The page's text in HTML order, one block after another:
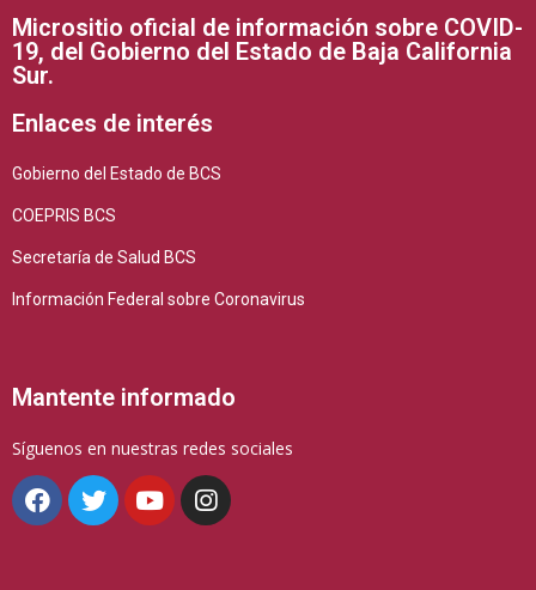
Micrositio oficial de información sobre COVID-
19, del Gobierno del Estado de Baja California
Sur.
Enlaces de interés
Gobierno del Estado de BCS
COEPRIS BCS
Secretaría de Salud BCS
Información Federal sobre Coronavirus
Mantente informado
Síguenos en nuestras redes sociales